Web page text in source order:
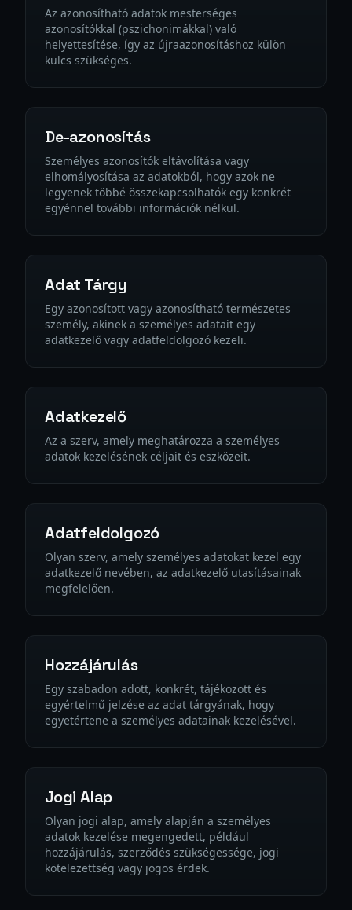
Az azonosítható adatok mesterséges
azonosítókkal (pszichonimákkal) való
helyettesítése, így az újraazonosításhoz külön
kulcs szükséges.
De-azonosítás
Személyes azonosítók eltávolítása vagy
elhomályosítása az adatokból, hogy azok ne
legyenek többé összekapcsolhatók egy konkrét
egyénnel további információk nélkül.
Adat Tárgy
Egy azonosított vagy azonosítható természetes
személy, akinek a személyes adatait egy
adatkezelő vagy adatfeldolgozó kezeli.
Adatkezelő
Az a szerv, amely meghatározza a személyes
adatok kezelésének céljait és eszközeit.
Adatfeldolgozó
Olyan szerv, amely személyes adatokat kezel egy
adatkezelő nevében, az adatkezelő utasításainak
megfelelően.
Hozzájárulás
Egy szabadon adott, konkrét, tájékozott és
egyértelmű jelzése az adat tárgyának, hogy
egyetértene a személyes adatainak kezelésével.
Jogi Alap
Olyan jogi alap, amely alapján a személyes
adatok kezelése megengedett, például
hozzájárulás, szerződés szükségessége, jogi
kötelezettség vagy jogos érdek.